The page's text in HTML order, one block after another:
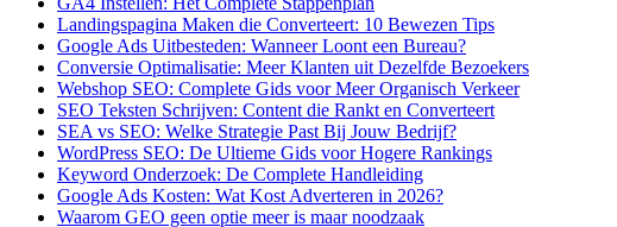
Landingspagina Maken die Converteert: 10 Bewezen Tips
Google Ads Uitbesteden: Wanneer Loont een Bureau?
Conversie Optimalisatie: Meer Klanten uit Dezelfde Bezoekers
Webshop SEO: Complete Gids voor Meer Organisch Verkeer
SEO Teksten Schrijven: Content die Rankt en Converteert
SEA vs SEO: Welke Strategie Past Bij Jouw Bedrijf?
WordPress SEO: De Ultieme Gids voor Hogere Rankings
Keyword Onderzoek: De Complete Handleiding
Google Ads Kosten: Wat Kost Adverteren in 2026?
Waarom GEO geen optie meer is maar noodzaak